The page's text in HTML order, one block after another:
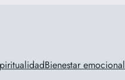
Bienestar emocional